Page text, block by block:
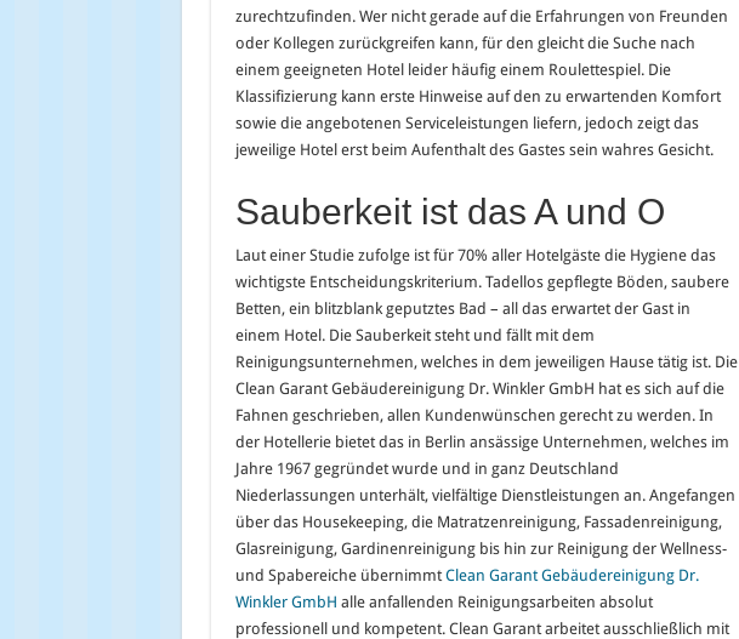
zurechtzufinden. Wer nicht gerade auf die Erfahrungen von Freunden
oder Kollegen zurückgreifen kann, für den gleicht die Suche nach
einem geeigneten Hotel leider häufig einem Roulettespiel. Die
Klassifizierung kann erste Hinweise auf den zu erwartenden Komfort
sowie die angebotenen Serviceleistungen liefern, jedoch zeigt das
jeweilige Hotel erst beim Aufenthalt des Gastes sein wahres Gesicht.
Sauberkeit ist das A und O
Laut einer Studie zufolge ist für 70% aller Hotelgäste die Hygiene das
wichtigste Entscheidungskriterium. Tadellos gepflegte Böden, saubere
Betten, ein blitzblank geputztes Bad – all das erwartet der Gast in
einem Hotel. Die Sauberkeit steht und fällt mit dem
Reinigungsunternehmen, welches in dem jeweiligen Hause tätig ist. Die
Clean Garant Gebäudereinigung Dr. Winkler GmbH hat es sich auf die
Fahnen geschrieben, allen Kundenwünschen gerecht zu werden. In
der Hotellerie bietet das in Berlin ansässige Unternehmen, welches im
Jahre 1967 gegründet wurde und in ganz Deutschland
Niederlassungen unterhält, vielfältige Dienstleistungen an. Angefangen
über das Housekeeping, die Matratzenreinigung, Fassadenreinigung,
Glasreinigung, Gardinenreinigung bis hin zur Reinigung der Wellness-
und Spabereiche übernimmtClean Garant Gebäudereinigung Dr.
Winkler GmbH alle anfallenden Reinigungsarbeiten absolut
professionell und kompetent. Clean Garant arbeitet ausschließlich mit